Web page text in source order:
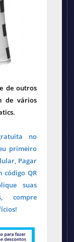
de outros
de vários
no
primeiro
Pagar
código QR
suas
compre